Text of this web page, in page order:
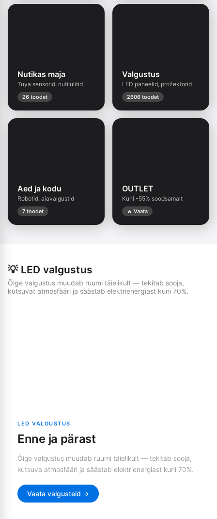
Nutikas maja
Tuya sensorid, nutilülitid
26 toodet
Valgustus
LED paneelid, prožektorid
2606 toodet
Aed ja kodu
Robotid, aiavalgustid
7 toodet
OUTLET
Kuni -55% soodsamalt
🔥 Vaata
💡 LED valgustus
Õige valgustus muudab ruumi täielikult — tekitab sooja,
kutsuvat atmosfääri ja säästab elektrienergiast kuni 70%.
LED VALGUSTUS
Enne ja pärast
Õige valgustus muudab ruumi täielikult — tekitab sooja,
kutsuva atmosfääri ja säästab elektrienergiast kuni 70%.
Vaata valgusteid →